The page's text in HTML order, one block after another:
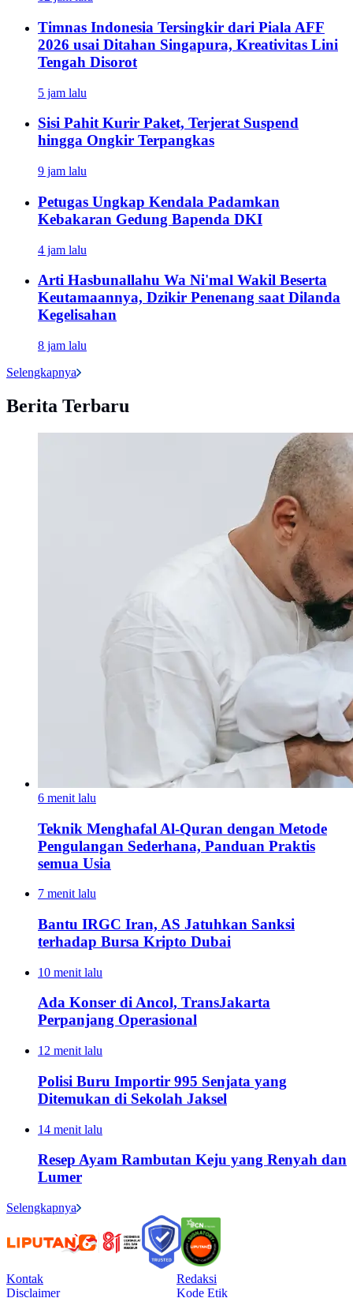
Timnas Indonesia Tersingkir dari Piala AFF
2026 usai Ditahan Singapura, Kreativitas Lini
Tengah Disorot
5 jam lalu
Sisi Pahit Kurir Paket, Terjerat Suspend
hingga Ongkir Terpangkas
9 jam lalu
Petugas Ungkap Kendala Padamkan
Kebakaran Gedung Bapenda DKI
4 jam lalu
Arti Hasbunallahu Wa Ni'mal Wakil Beserta
Keutamaannya, Dzikir Penenang saat Dilanda
Kegelisahan
8 jam lalu
Selengkapnya
Berita Terbaru
6 menit lalu
Teknik Menghafal Al-Quran dengan Metode
Pengulangan Sederhana, Panduan Praktis
semua Usia
7 menit lalu
Bantu IRGC Iran, AS Jatuhkan Sanksi
terhadap Bursa Kripto Dubai
10 menit lalu
Ada Konser di Ancol, TransJakarta
Perpanjang Operasional
12 menit lalu
Polisi Buru Importir 995 Senjata yang
Ditemukan di Sekolah Jaksel
14 menit lalu
Resep Ayam Rambutan Keju yang Renyah dan
Lumer
Selengkapnya
Kontak
Redaksi
Disclaimer
Kode Etik